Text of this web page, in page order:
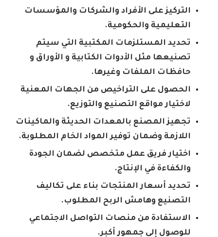
التركيز على الأفراد والشركات والمؤسسات
التعليمية والحكومية.
تحديد المستلزمات المكتبية التي سيتم
تصنيعها مثل الأدوات الكتابية و الأوراق و
حافظات الملفات وغيرها.
الحصول على التراخيص من الجهات المعنية
لاختيار مواقع التصنيع والتوزيع.
تجهيز المصنع بالمعدات الحديثة والماكينات
اللازمة وضمان توفير المواد الخام المطلوبة.
اختيار فريق عمل متخصص لضمان الجودة
والكفاءة في الإنتاج.
تحديد أسعار المنتجات بناء على تكاليف
التصنيع وهامش الربح المطلوب.
الاستفادة من منصات التواصل الاجتماعي
للوصول إلى جمهور أكبر.